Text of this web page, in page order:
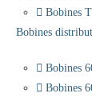
Bobines
Bobines
Bobines
Bobines